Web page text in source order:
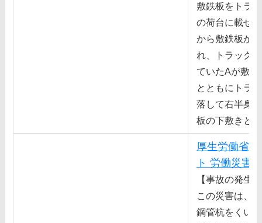
敷鉄板をトラ
の荷台に載せ
から敷鉄板か
れ、トラック
ていたAが敷鉄
とともにトラ
落して右半⾝
板の下敷きと
厚生労働省
ト 労働災害
【事故の発生
この災害は、
鋼管杭をくい打